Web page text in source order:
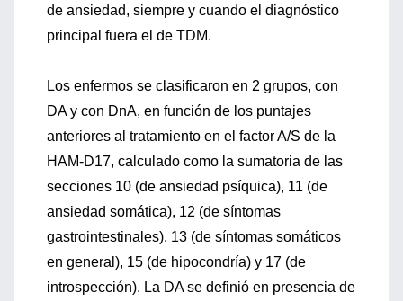
de ansiedad, siempre y cuando el diagnóstico
principal fuera el de TDM.
Los enfermos se clasificaron en 2 grupos, con
DA y con DnA, en función de los puntajes
anteriores al tratamiento en el factor A/S de la
HAM-D17, calculado como la sumatoria de las
secciones 10 (de ansiedad psíquica), 11 (de
ansiedad somática), 12 (de síntomas
gastrointestinales), 13 (de síntomas somáticos
en general), 15 (de hipocondría) y 17 (de
introspección). La DA se definió en presencia de